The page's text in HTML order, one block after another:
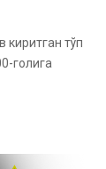
тўп
голига